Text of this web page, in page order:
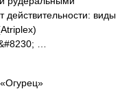
действительности: виды
…